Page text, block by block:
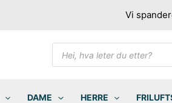
Vi
Products
search
DAME HERRE